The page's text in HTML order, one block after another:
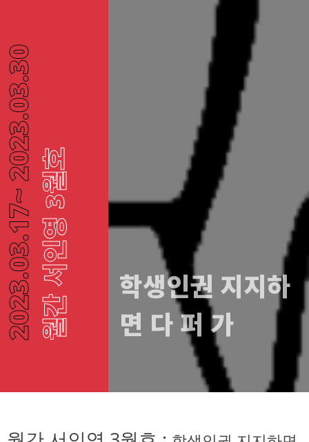
2023.03.17
~ 2023.03.30
월간 서인영 3월호
학생인권 지지하
면 다 퍼 가